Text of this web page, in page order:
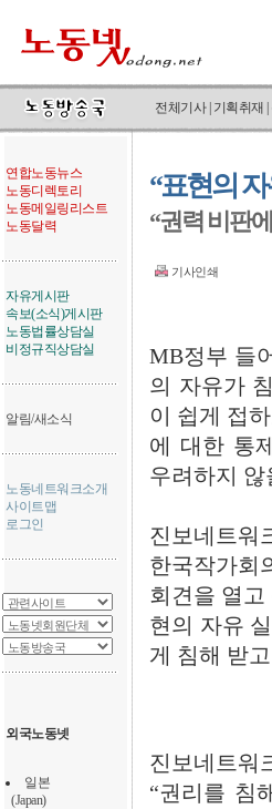
전체기사| 기획취재
연합노동뉴스
노동디렉토리
노동메일링리스트
노동달력
자유게시판
속보(소식)게시판
노동법률상담실
비정규직상담실
알림/새소식
노동네트워크소개
사이트맵
로그인
외국노동넷
일본
(Japan)
“표현의
“권력 비판
기사인쇄
MB정부 들
의 자유가
이 쉽게 접
에 대한 통
우려하지 않
진보네트워
한국작가회
회견을 열고
현의 자유
게 침해 받
진보네트워
“권리를 침